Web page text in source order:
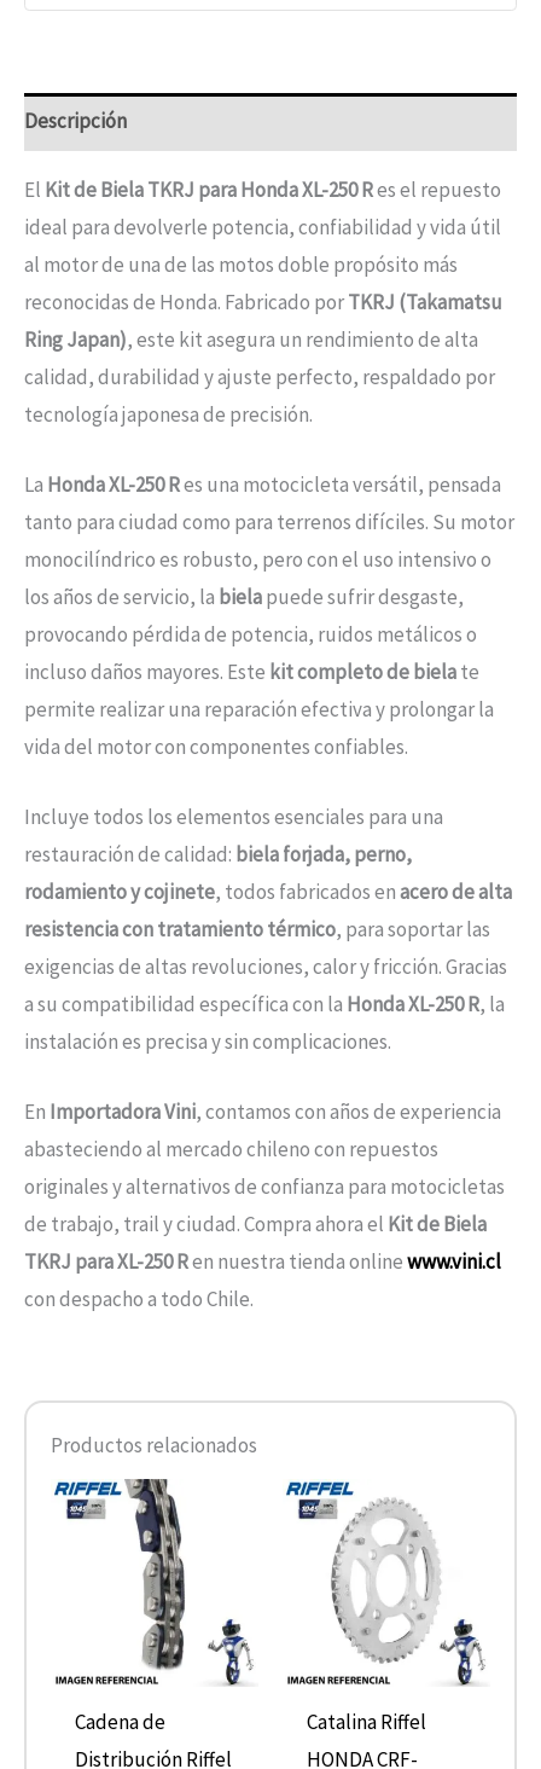
Descripción
El Kit de Biela TKRJ para Honda XL-250 Res el repuesto
ideal para devolverle potencia, confiabilidad y vida útil
al motor de una de las motos doble propósito más
reconocidas de Honda. Fabricado porTKRJ (Takamatsu
Ring Japan), este kit asegura un rendimiento de alta
calidad, durabilidad y ajuste perfecto, respaldado por
tecnología japonesa de precisión.
La Honda XL-250 Res una motocicleta versátil, pensada
tanto para ciudad como para terrenos difíciles. Su motor
monocilíndrico es robusto, pero con el uso intensivo o
los años de servicio, la bielapuede sufrir desgaste,
provocando pérdida de potencia, ruidos metálicos o
incluso daños mayores. Este kit completo de bielate
permite realizar una reparación efectiva y prolongar la
vida del motor con componentes confiables.
Incluye todos los elementos esenciales para una
restauración de calidad: biela forjada, perno,
rodamiento y cojinete, todos fabricados enacero de alta
resistencia con tratamiento térmico, para soportar las
exigencias de altas revoluciones, calor y fricción. Gracias
a su compatibilidad específica con la Honda XL-250 R, la
instalación es precisa y sin complicaciones.
En Importadora Vini, contamos con años de experiencia
abasteciendo al mercado chileno con repuestos
originales y alternativos de confianza para motocicletas
de trabajo, trail y ciudad. Compra ahora el Kit de Biela
TKRJ para XL-250 Ren nuestra tienda onlinewww.vini.cl
con despacho a todo Chile.
Productos relacionados
Cadena de
Distribución Riffel
Catalina Riffel
HONDA CRF-